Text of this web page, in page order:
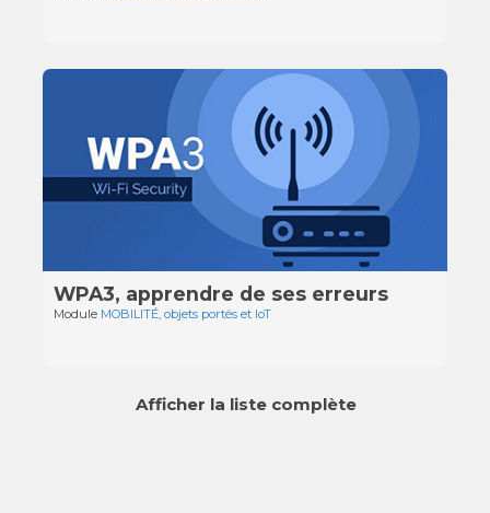
WPA3, apprendre de ses erreurs
Module MOBILITÉ, objets portés et IoT
Afficher la liste complète